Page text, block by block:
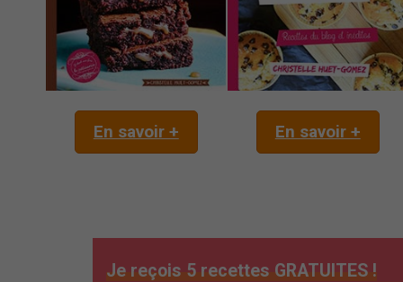
En savoir + En savoir +
Je reçois 5 recettes GRATUITES !